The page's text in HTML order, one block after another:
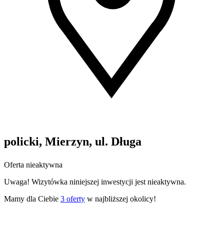
policki, Mierzyn, ul. Długa
Oferta nieaktywna
Uwaga! Wizytówka niniejszej inwestycji jest nieaktywna.
Mamy dla Ciebie 3 oferty w najbliższej okolicy!